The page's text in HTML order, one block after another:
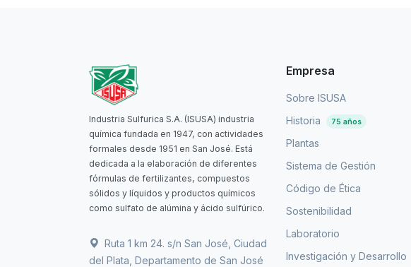
Industria Sulfurica S.A. (ISUSA) industria
química fundada en 1947, con actividades
formales desde 1951 en San José. Está
dedicada a la elaboración de diferentes
fórmulas de fertilizantes, compuestos
sólidos y líquidos y productos químicos
como sulfato de alúmina y ácido sulfúrico.
Ruta 1 km 24. s/n San José, Ciudad
del Plata, Departamento de San José
Empresa
Sobre ISUSA
Historia
75 años
Plantas
Sistema de Gestión
Código de Ética
Sostenibilidad
Laboratorio
Investigación y Desarrollo